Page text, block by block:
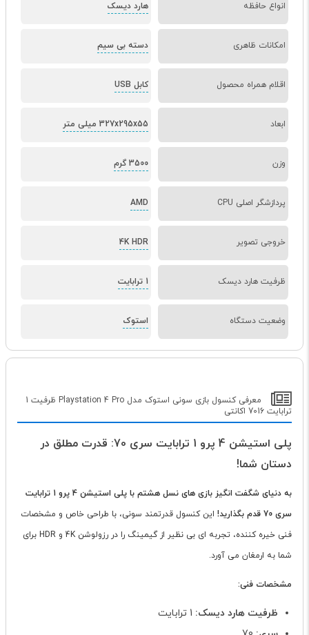
انواع حافظه هارد دیسک
امکانات ظاهری دسته بی سیم
اقلام همراه محصول کابل USB
ابعاد 327x295x55 میلی متر
وزن 3500 گرم
پردازشگر اصلی CPU AMD
خروجی تصویر 4K HDR
ظرفیت هارد دیسک 1 ترابایت
وضعیت دستگاه استوک
معرفی کنسول بازی سونی استوک مدل Playstation 4 Pro ظرفیت 1
ترابایت 7016 اکانتی
پلی استیشن 4 پرو 1 ترابایت سری 70: قدرت مطلق در
دستان شما!
به دنیای شگفت انگیز بازی های نسل هشتم با پلی استیشن 4 پرو 1 ترابایت
سری 70 قدم بگذارید!
این کنسول قدرتمند سونی، با طراحی خاص و مشخصات
فنی خیره کننده، تجربه ای بی نظیر از گیمینگ را در رزولوشن 4K و HDR برای
شما به ارمغان می آورد.
مشخصات فنی:
ظرفیت هارد دیسک: